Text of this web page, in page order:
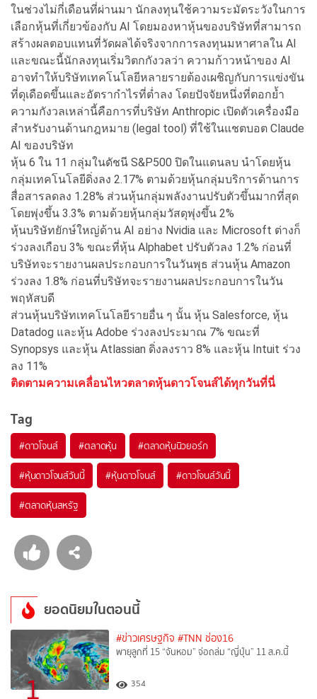
ในช่วงไม่กี่เดือนที่ผ่านมา นักลงทุนใช้ความระมัดระวังในการ
เลือกหุ้นที่เกี่ยวข้องกับ AI โดยมองหาหุ้นของบริษัทที่สามารถ
สร้างผลตอบแทนที่วัดผลได้จริงจากการลงทุนมหาศาลใน AI
และขณะนี้นักลงทุนเริ่มวิตกกังวลว่า ความก้าวหน้าของ AI
อาจทำให้บริษัทเทคโนโลยีหลายรายต้องเผชิญกับการแข่งขัน
ที่ดุเดือดขึ้นและอัตรากำไรที่ต่ำลง โดยปัจจัยหนึ่งที่ตอกย้ำ
ความกังวลเหล่านี้คือการที่บริษัท Anthropic เปิดตัวเครื่องมือ
สำหรับงานด้านกฎหมาย (legal tool) ที่ใช้ในแชตบอต Claude
AI ของบริษัท
หุ้น 6 ใน 11 กลุ่มในดัชนี S&P500 ปิดในแดนลบ นำโดยหุ้น
กลุ่มเทคโนโลยีดิ่งลง 2.17% ตามด้วยหุ้นกลุ่มบริการด้านการ
สื่อสารลดลง 1.28% ส่วนหุ้นกลุ่มพลังงานปรับตัวขึ้นมากที่สุด
โดยพุ่งขึ้น 3.3% ตามด้วยหุ้นกลุ่มวัสดุพุ่งขึ้น 2%
หุ้นบริษัทยักษ์ใหญ่ด้าน AI อย่าง Nvidia และ Microsoft ต่างก็
ร่วงลงเกือบ 3% ขณะที่หุ้น Alphabet ปรับตัวลง 1.2% ก่อนที่
บริษัทจะรายงานผลประกอบการในวันพุธ ส่วนหุ้น Amazon
ร่วงลง 1.8% ก่อนที่บริษัทจะรายงานผลประกอบการในวัน
พฤหัสบดี
ส่วนหุ้นบริษัทเทคโนโลยีรายอื่น ๆ นั้น หุ้น Salesforce, หุ้น
Datadog และหุ้น Adobe ร่วงลงประมาณ 7% ขณะที่
Synopsys และหุ้น Atlassian ดิ่งลงราว 8% และหุ้น Intuit ร่วง
ลง 11%
ติดตามความเคลื่อนไหวตลาดหุ้นดาวโจนส์ได้ทุกวันที่นี่
Tag
#ดาวโจนส์ #ตลาดหุ้น #ตลาดหุ้นนิวยอร์ก
#หุ้นดาวโจนส์วันนี้ #หุ้นดาวโจนส์ #ดาวโจนส์วันนี้
#ตลาดหุ้นสหรัฐ
ยอดนิยมในตอนนี้
1
#ข่าวเศรษฐกิจ #TNN ช่อง16
พายุลูกที่ 15 “จันหอม” จ่อถล่ม “ญี่ปุ่น” 11 ส.ค.นี้
354